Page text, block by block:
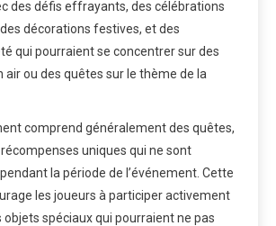
des défis effrayants, des célébrations
décorations festives, et des
qui pourraient se concentrer sur des
air ou des quêtes sur le thème de la
comprend généralement des quêtes,
uniques qui ne sont
la période de l’événement. Cette
les joueurs à participer activement
objets spéciaux qui pourraient ne pas